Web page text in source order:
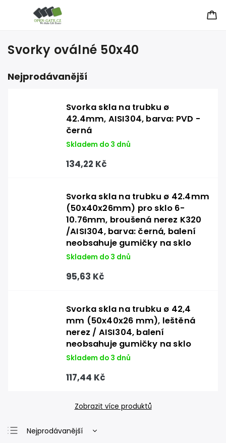
Svorky oválné 50x40
Nejprodávanější
Svorka skla na trubku ø
42.4mm, AISI304, barva: PVD -
černá
Skladem do 3 dnů
134,22 Kč
Svorka skla na trubku ø 42.4mm
(50x40x26mm) pro sklo 6-
10.76mm, broušená nerez K320
/AISI304, barva: černá, balení
neobsahuje gumičky na sklo
Skladem do 3 dnů
95,63 Kč
Svorka skla na trubku ø 42,4
mm (50x40x26 mm), leštěná
nerez / AISI304, balení
neobsahuje gumičky na sklo
Skladem do 3 dnů
117,44 Kč
Zobrazit více produktů
Nejprodávanější